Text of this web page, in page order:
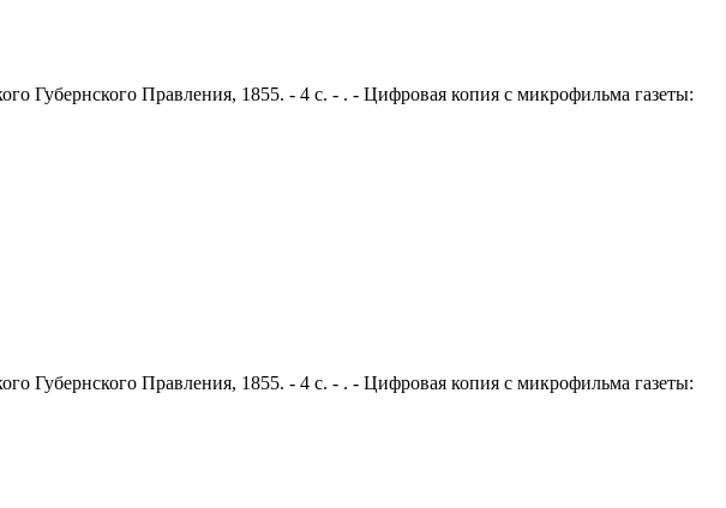
Губернского Правления, 1855. - 4 с. - . - Цифровая копия с микрофильма газеты:
Губернского Правления, 1855. - 4 с. - . - Цифровая копия с микрофильма газеты: